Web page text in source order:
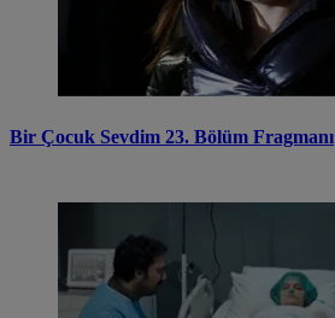
Bir Çocuk Sevdim 23. Bölüm Fragmanı